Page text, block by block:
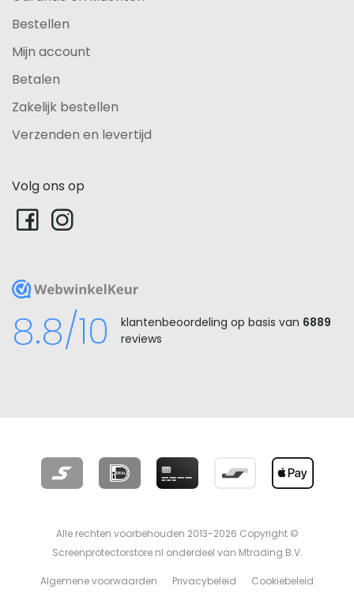
Bestellen
Mijn account
Betalen
Zakelijk bestellen
Verzenden en levertijd
Volg ons op
WebwinkelKeur
8.8/10 klantenbeoordeling op basis van 6889
reviews
Alle rechten voorbehouden 2013-2026 Copyright ©
Screenprotectorstore.nl onderdeel van Mtrading B.V.
Algemene voorwaarden Privacybeleid Cookiebeleid